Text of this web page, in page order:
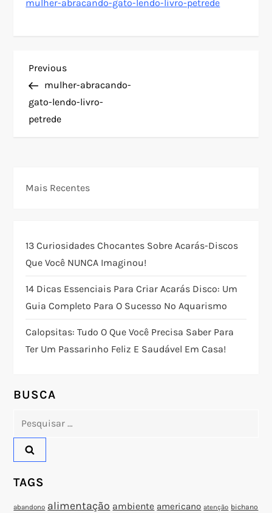
mulher-abracando-gato-lendo-livro-petrede
N
a
v
g
ç
ã
o
d
e
P
o
s
t
Previous
Post
Previous
mulher-abracando-
gato-lendo-livro-
petrede
Mais Recentes
13 Curiosidades Chocantes Sobre Acarás-Discos
Que Você NUNCA Imaginou!
14 Dicas Essenciais Para Criar Acarás Disco: Um
Guia Completo Para O Sucesso No Aquarismo
Calopsitas: Tudo O Que Você Precisa Saber Para
Ter Um Passarinho Feliz E Saudável Em Casa!
BUSCA
Pesquisar
TAGS
abandono alimentação ambiente americano atenção bichano